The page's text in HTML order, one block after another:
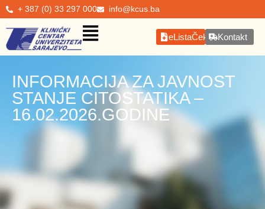
+ 387 (0) 33 297 000 info@kcus.ba
eListaČekanjaKontakt
INFORMACIJA ZA JAVNOST
STANJE CITOSTATIKA –
16.02.2026.GODINE